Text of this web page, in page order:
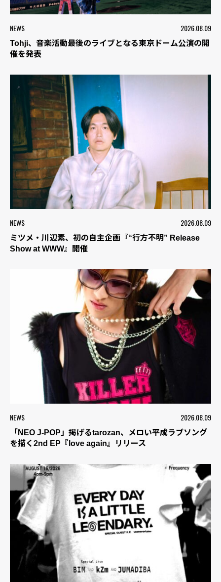
NEWS 2026.08.09
Tohji、音楽活動最後のライブとなる東京ドーム公演の開
催を発表
NEWS 2026.08.09
ミツメ・川辺素、初の自主企画『“行方不明” Release
Show at WWW』開催
NEWS 2026.08.09
「NEO J-POP」掲げるtarozan、メロい平成ラブソング
を描く2nd EP『love again』リリース